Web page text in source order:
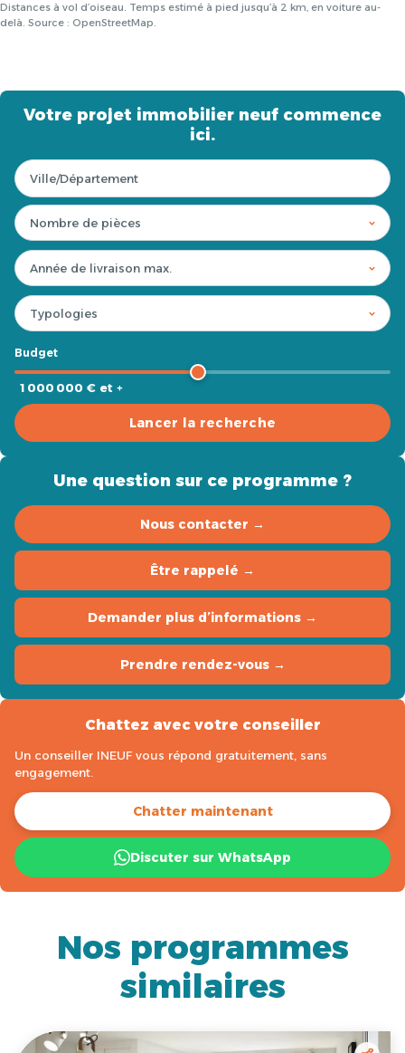
Distances à vol d’oiseau. Temps estimé à pied jusqu’à 2 km, en voiture au-
delà. Source : OpenStreetMap.
Votre projet immobilier neuf commence
ici.
Budget
1 000 000 € et +
Lancer la recherche
Une question sur ce programme ?
Nous contacter →
Être rappelé →
Demander plus d’informations →
Prendre rendez-vous →
Chattez avec votre conseiller
Un conseiller INEUF vous répond gratuitement, sans
engagement.
Chatter maintenant
Discuter sur WhatsApp
Nos programmes
similaires